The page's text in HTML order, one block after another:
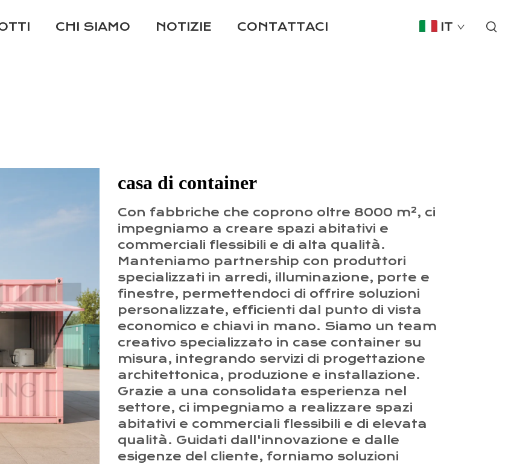
CHI SIAMO NOTIZIE CONTATTACI IT
casa di container
Con fabbriche che coprono oltre 8000 m², ci
impegniamo a creare spazi abitativi e
commerciali flessibili e di alta qualità.
Manteniamo partnership con produttori
specializzati in arredi, illuminazione, porte e
finestre, permettendoci di offrire soluzioni
personalizzate, efficienti dal punto di vista
economico e chiavi in mano. Siamo un team
creativo specializzato in case container su
misura, integrando servizi di progettazione
architettonica, produzione e installazione.
Grazie a una consolidata esperienza nel
settore, ci impegniamo a realizzare spazi
abitativi e commerciali flessibili e di elevata
qualità. Guidati dall'innovazione e dalle
esigenze del cliente, forniamo soluzioni